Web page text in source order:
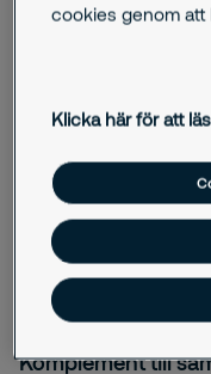
Med Securitas
Industrial Safety
tillsammans med
det strukturerade
säkerställer att
Komplement till
cookies genom att
Klicka här för att